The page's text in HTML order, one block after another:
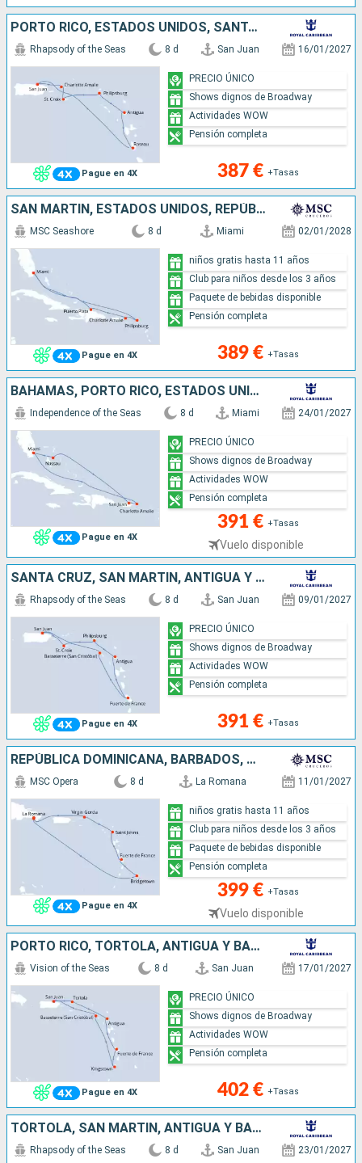
PORTO RICO, ESTADOS UNIDOS, SANTA CRUZ, SAN MARTÍN, ANTIGUA Y BARBUDA, DOMINICA
Pague en 4X
Rhapsody of the Seas 8 d San Juan 16/01/2027
387 € +Tasas
PRECIO ÚNICO
Shows dignos de Broadway
Actividades WOW
Pensión completa
SAN MARTÍN, ESTADOS UNIDOS, REPÚBLICA DOMINICANA
Pague en 4X
MSC Seashore 8 d Miami 02/01/2028
389 € +Tasas
niños gratis hasta 11 años
Club para niños desde los 3 años
Paquete de bebidas disponible
Pensión completa
BAHAMAS, PORTO RICO, ESTADOS UNIDOS
Pague en 4X
Independence of the Seas 8 d Miami 24/01/2027
391 € +Tasas
Vuelo disponible
PRECIO ÚNICO
Shows dignos de Broadway
Actividades WOW
Pensión completa
SANTA CRUZ, SAN MARTÍN, ANTIGUA Y BARBUDA, MARTINICA, SAN CRISTÓBAL Y NIEVES, PORTO RICO
Pague en 4X
Rhapsody of the Seas 8 d San Juan 09/01/2027
391 € +Tasas
PRECIO ÚNICO
Shows dignos de Broadway
Actividades WOW
Pensión completa
REPÚBLICA DOMINICANA, BARBADOS, MARTINICA, ANTIGUA Y BARBUDA, VIRGEN GORDA
Pague en 4X
MSC Opera 8 d La Romana 11/01/2027
399 € +Tasas
Vuelo disponible
niños gratis hasta 11 años
Club para niños desde los 3 años
Paquete de bebidas disponible
Pensión completa
PORTO RICO, TÓRTOLA, ANTIGUA Y BARBUDA, MARTINICA, SAN VINCENT Y LAS GRANADINAS, SAN CRISTÓBAL Y NIEVES
Pague en 4X
Vision of the Seas 8 d San Juan 17/01/2027
402 € +Tasas
PRECIO ÚNICO
Shows dignos de Broadway
Actividades WOW
Pensión completa
TÓRTOLA, SAN MARTÍN, ANTIGUA Y BARBUDA, SAN CRISTÓBAL Y NIEVES, SANTA CRUZ, PORTO RICO
Rhapsody of the Seas 8 d San Juan 23/01/2027